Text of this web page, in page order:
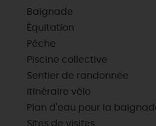
Baignade
Équitation
Pêche
Piscine collective
Sentier de randonnée
Itinéraire vélo
Plan d'eau pour la
Sites de visites